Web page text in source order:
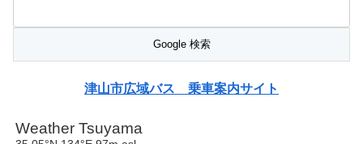
津山市広域バス 乗車案内サイト